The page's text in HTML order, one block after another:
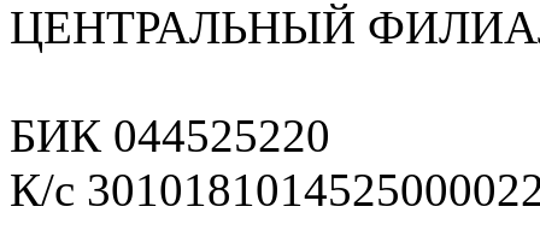
ЦЕНТРАЛЬНЫЙ
БИК 044525220
К/с